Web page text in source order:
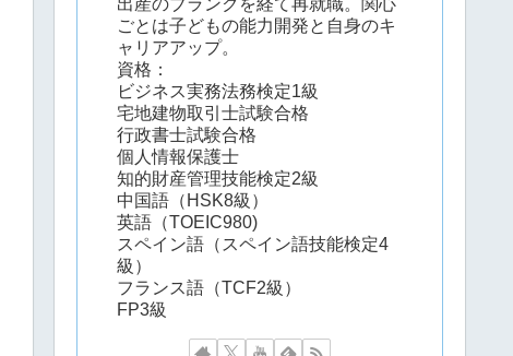
ごとは子どもの能力開発と自身のキ
ャリアアップ。
資格：
ビジネス実務法務検定1級
宅地建物取引士試験合格
行政書士試験合格
個人情報保護士
知的財産管理技能検定2級
中国語（HSK8級）
英語（TOEIC980)
スペイン語（スペイン語技能検定4
級）
フランス語（TCF2級）
FP3級